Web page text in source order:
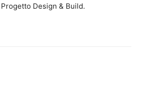
Design & Build.